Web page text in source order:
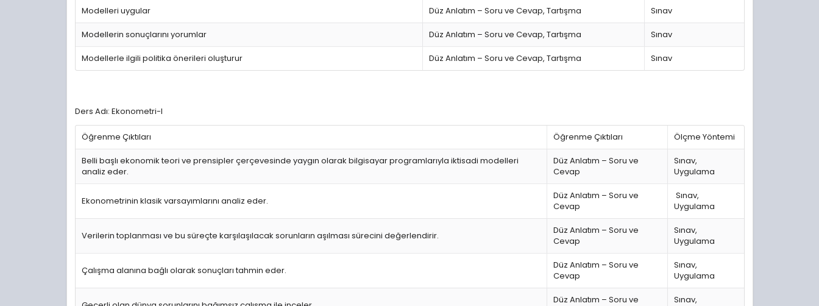
Modelleri uygular Düz Anlatım – Soru ve Cevap, Tartışma Sınav
Modellerin sonuçlarını yorumlar Düz Anlatım – Soru ve Cevap, Tartışma Sınav
Modellerle ilgili politika önerileri oluşturur Düz Anlatım – Soru ve Cevap, Tartışma Sınav
Ders Adı: Ekonometri-I
Öğrenme Çıktıları Öğrenme Çıktıları Ölçme Yöntemi
Belli başlı ekonomik teori ve prensipler çerçevesinde yaygın olarak bilgisayar programlarıyla iktisadi modelleri
analiz eder.
Düz Anlatım – Soru ve
Cevap
Sınav,
Uygulama
Ekonometrinin klasik varsayımlarını analiz eder.
Düz Anlatım – Soru ve
Cevap
Sınav,
Uygulama
Verilerin toplanması ve bu süreçte karşılaşılacak sorunların aşılması sürecini değerlendirir.
Düz Anlatım – Soru ve
Cevap
Sınav,
Uygulama
Çalışma alanına bağlı olarak sonuçları tahmin eder.
Düz Anlatım – Soru ve
Cevap
Sınav,
Uygulama
Düz Anlatım – Soru ve
Sınav,